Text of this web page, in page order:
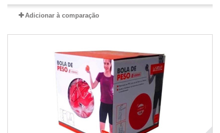
Adicionar à comparação